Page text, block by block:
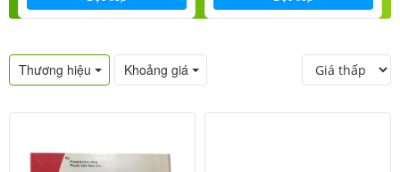
Thương hiệu Khoảng giá